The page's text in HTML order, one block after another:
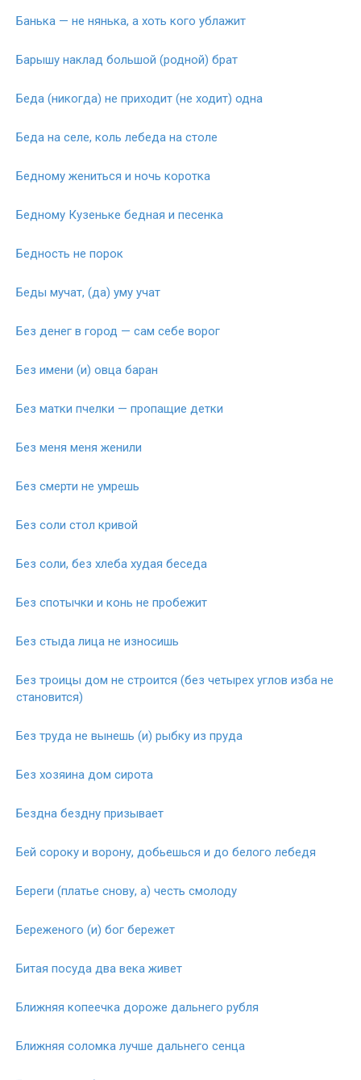
Банька — не нянька, а хоть кого ублажит
Барышу наклад большой (родной) брат
Беда (никогда) не приходит (не ходит) одна
Беда на селе, коль лебеда на столе
Бедному жениться и ночь коротка
Бедному Кузеньке бедная и песенка
Бедность не порок
Беды мучат, (да) уму учат
Без денег в город — сам себе ворог
Без имени (и) овца баран
Без матки пчелки — пропащие детки
Без меня меня женили
Без смерти не умрешь
Без соли стол кривой
Без соли, без хлеба худая беседа
Без спотычки и конь не пробежит
Без стыда лица не износишь
Без троицы дом не строится (без четырех углов изба не
становится)
Без труда не вынешь (и) рыбку из пруда
Без хозяина дом сирота
Бездна бездну призывает
Бей сороку и ворону, добьешься и до белого лебедя
Береги (платье снову, а) честь смолоду
Береженого (и) бог бережет
Битая посуда два века живет
Ближняя копеечка дороже дальнего рубля
Ближняя соломка лучше дальнего сенца